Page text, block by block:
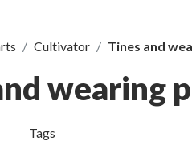
Cultivator Tines and
wearing
Tags